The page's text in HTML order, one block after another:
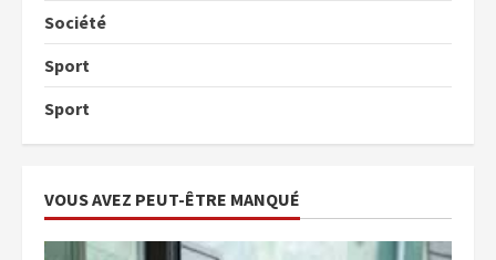
Société
Sport
Sport
VOUS AVEZ PEUT-ÊTRE MANQUÉ